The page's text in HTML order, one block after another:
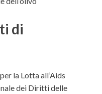
di
la Lotta all’Aids
dei Diritti delle